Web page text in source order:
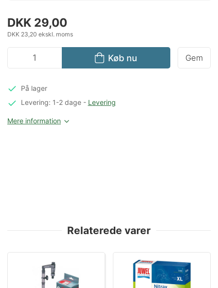
DKK 29,00
DKK 23,20 ekskl. moms
Køb nu Gem
På lager
Levering: 1-2 dage- Levering
Mere information
Relaterede varer